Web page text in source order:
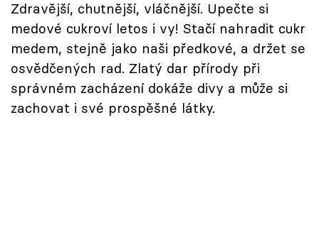
Přihlášení
Zdravější, chutnější, vláčnější. Upečte si
medové cukroví letos i vy! Stačí nahradit cukr
medem, stejně jako naši předkové, a držet se
osvědčených rad. Zlatý dar přírody při
správném zacházení dokáže divy a může si
zachovat i své prospěšné látky.